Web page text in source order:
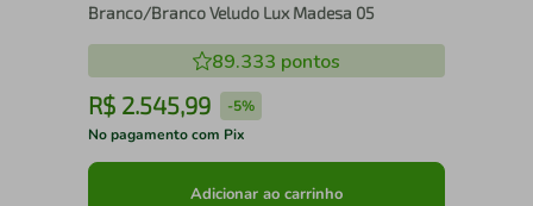
Branco/Branco Veludo Lux Madesa 05
89.333 pontos
R$ 2.545,99 -5%
No pagamento com Pix
Adicionar ao carrinho